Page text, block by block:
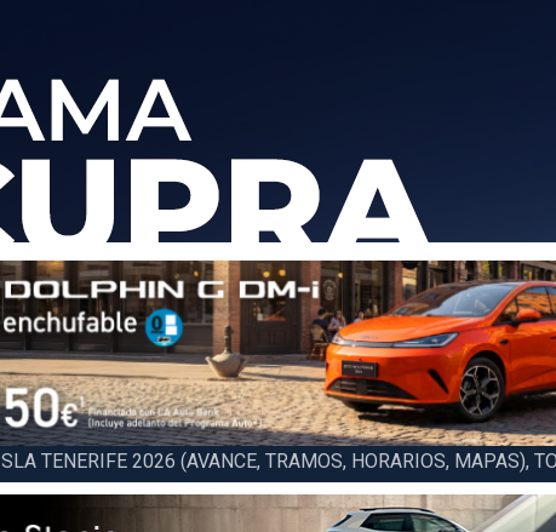
Subida a BARLOVENTO 2026 LA PALMA (FINAL), Juan C. Brito
Barlovento